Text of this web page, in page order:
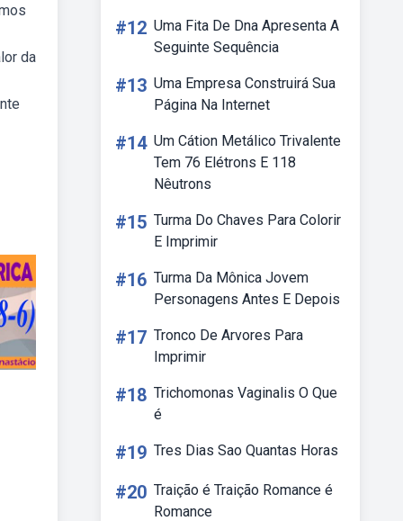
da
#12 Uma Fita De Dna Apresenta A
Seguinte Sequência
#13 Uma Empresa Construirá Sua
Página Na Internet
#14 Um Cátion Metálico Trivalente
Tem 76 Elétrons E 118
Nêutrons
#15 Turma Do Chaves Para Colorir
E Imprimir
#16 Turma Da Mônica Jovem
Personagens Antes E Depois
#17 Tronco De Arvores Para
Imprimir
#18 Trichomonas Vaginalis O Que
é
#19 Tres Dias Sao Quantas Horas
#20 Traição é Traição Romance é
Romance